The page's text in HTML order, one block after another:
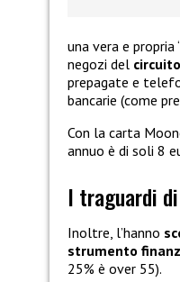
una vera e propria
negozi del
prepagate e
bancarie (come
Con la carta
annuo è di soli 8
I traguardi
Inoltre, l’hanno
strumento
25% è over 55).